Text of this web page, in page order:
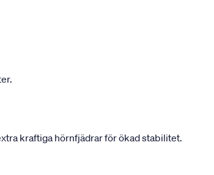
kraftiga hörnfjädrar för ökad stabilitet.